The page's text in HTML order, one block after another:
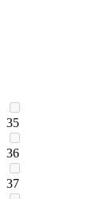
35
36
37